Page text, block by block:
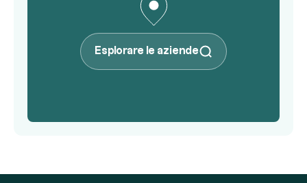
Esplorare le aziende